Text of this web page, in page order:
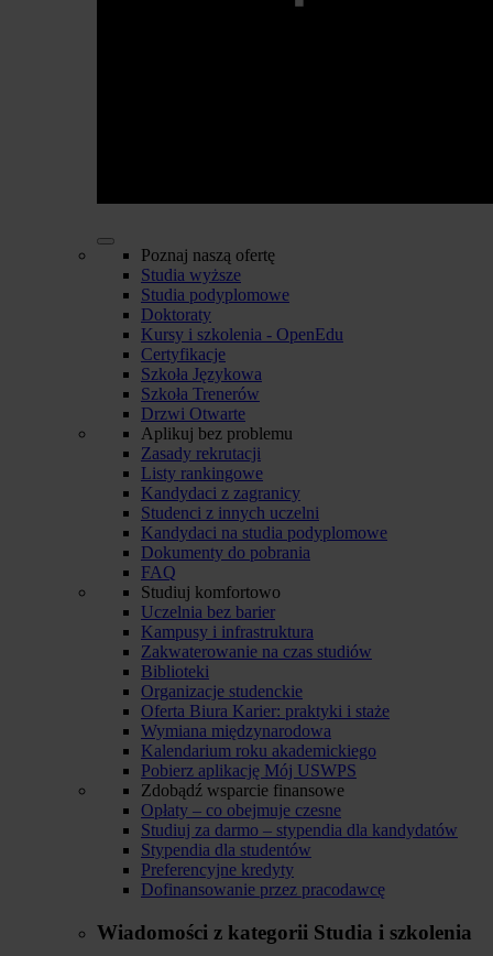
Poznaj naszą ofertę
Studia wyższe
Studia podyplomowe
Doktoraty
Kursy i szkolenia - OpenEdu
Certyfikacje
Szkoła Językowa
Szkoła Trenerów
Drzwi Otwarte
Aplikuj bez problemu
Zasady rekrutacji
Listy rankingowe
Kandydaci z zagranicy
Studenci z innych uczelni
Kandydaci na studia podyplomowe
Dokumenty do pobrania
FAQ
Studiuj komfortowo
Uczelnia bez barier
Kampusy i infrastruktura
Zakwaterowanie na czas studiów
Biblioteki
Organizacje studenckie
Oferta Biura Karier: praktyki i staże
Wymiana międzynarodowa
Kalendarium roku akademickiego
Pobierz aplikację Mój USWPS
Zdobądź wsparcie finansowe
Opłaty – co obejmuje czesne
Studiuj za darmo – stypendia dla kandydatów
Stypendia dla studentów
Preferencyjne kredyty
Dofinansowanie przez pracodawcę
Wiadomości z kategorii Studia i szkolenia